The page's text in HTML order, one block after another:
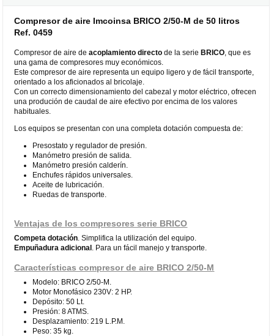
Compresor de aire Imcoinsa BRICO 2/50-M de 50 litros
Ref. 0459
Compresor de aire deacoplamiento directo de la serieBRICO , que es
una gama de compresores muy económicos.
Este compresor de aire representa un equipo ligero y de fácil transporte,
orientado a los aficionados al bricolaje.
Con un correcto dimensionamiento del cabezal y motor eléctrico, ofrecen
una produción de caudal de aire efectivo por encima de los valores
habituales.
Los equipos se presentan con una completa dotación compuesta de:
Presostato y regulador de presión.
Manómetro presión de salida.
Manómetro presión calderín.
Enchufes rápidos universales.
Aceite de lubricación.
Ruedas de transporte.
Ventajas de los compresores serie BRICO
Competa dotación . Simplifica la utilización del equipo.
Empuñadura adicional . Para un fácil manejo y transporte.
Características compresor de aire BRICO 2/50-M
Modelo: BRICO 2/50-M.
Motor Monofásico 230V: 2 HP.
Depósito: 50 Lt.
Presión: 8 ATMS.
Desplazamiento: 219 L.P.M.
Peso: 35 kg.